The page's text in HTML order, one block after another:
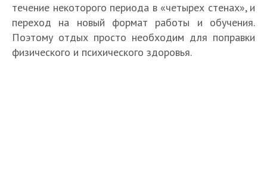
течение некоторого периода в «четырех стенах», и
переход на новый формат работы и обучения.
Поэтому отдых просто необходим для поправки
физического и психического здоровья.